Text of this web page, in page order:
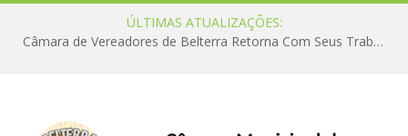
ÚLTIMAS ATUALIZAÇÕES:
Câmara de Vereadores de Belterra Retorna Com Seus Trabalhos Legislativos